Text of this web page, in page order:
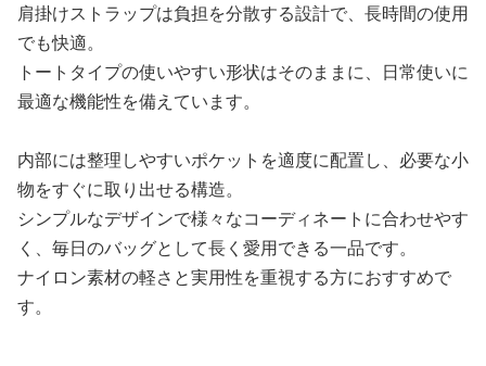
肩掛けストラップは負担を分散する設計で、長時間の使用
でも快適。
トートタイプの使いやすい形状はそのままに、日常使いに
最適な機能性を備えています。
内部には整理しやすいポケットを適度に配置し、必要な小
物をすぐに取り出せる構造。
シンプルなデザインで様々なコーディネートに合わせやす
く、毎日のバッグとして長く愛用できる一品です。
ナイロン素材の軽さと実用性を重視する方におすすめで
す。